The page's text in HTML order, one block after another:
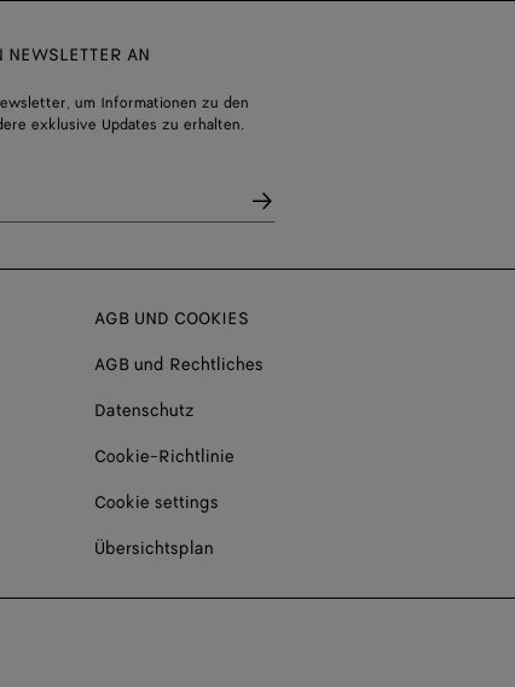
NEWSLETTER AN
um Informationen zu den
exklusive Updates zu erhalten.
AGB UND COOKIES
AGB und Rechtliches
Datenschutz
Cookie-Richtlinie
Cookie settings
Übersichtsplan